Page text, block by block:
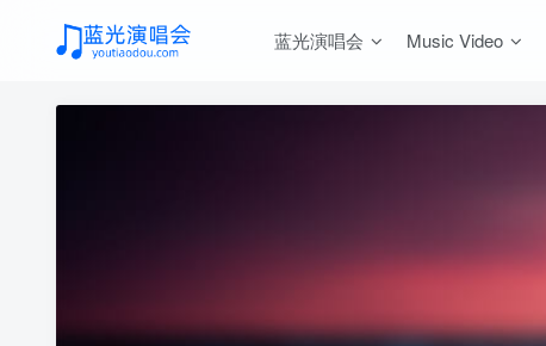
蓝光演唱会 Music Video